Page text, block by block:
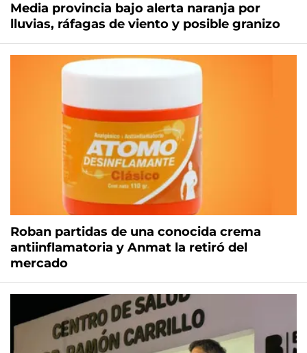
Media provincia bajo alerta naranja por
lluvias, ráfagas de viento y posible granizo
Roban partidas de una conocida crema
antiinflamatoria y Anmat la retiró del
mercado